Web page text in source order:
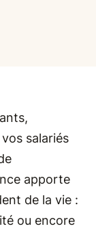
salariés
apporte
de la vie :
ou encore